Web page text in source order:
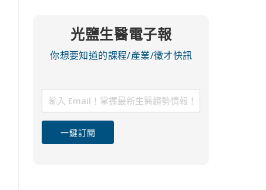
光鹽生醫電子報
你想要知道的課程/產業/徵才快訊
一鍵訂閱